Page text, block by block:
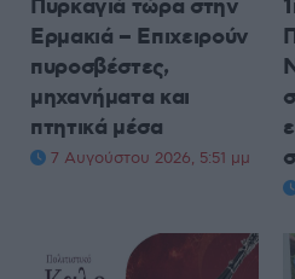
Πυρκαγιά τώρα στην
Ερμακιά – Επιχειρούν
πυροσβέστες,
μηχανήματα και
πτητικά μέσα
7 Αυγούστου 2026, 5:51 μμ